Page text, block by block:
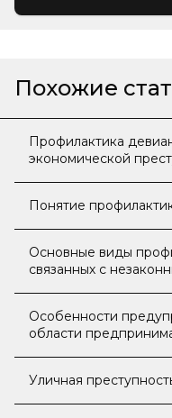
Похожие
Профилактика
экономической
Понятие
Основные виды
связанных с
Особенности
области
Уличная